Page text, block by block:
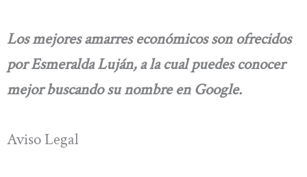
Los mejores amarres económicos son ofrecidos
por Esmeralda Luján, a la cual puedes conocer
mejor buscando su nombre en Google.
Aviso Legal